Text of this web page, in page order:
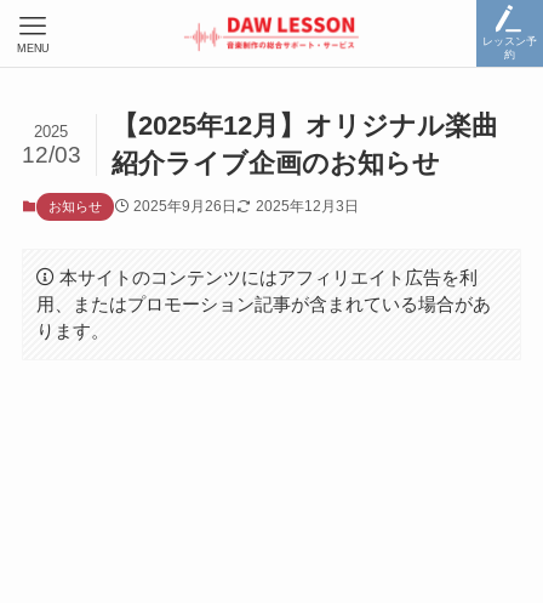
レッスン予
約
MENU
【2025年12月】オリジナル楽曲
紹介ライブ企画のお知らせ
2025
12/03
お知らせ 2025年9月26日 2025年12月3日
本サイトのコンテンツにはアフィリエイト広告を利
用、またはプロモーション記事が含まれている場合があ
ります。